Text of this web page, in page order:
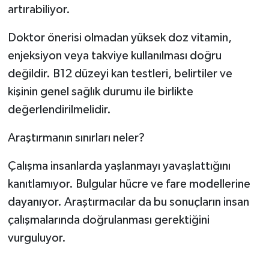
artırabiliyor.
Doktor önerisi olmadan yüksek doz vitamin,
enjeksiyon veya takviye kullanılması doğru
değildir. B12 düzeyi kan testleri, belirtiler ve
kişinin genel sağlık durumu ile birlikte
değerlendirilmelidir.
Araştırmanın sınırları neler?
Çalışma insanlarda yaşlanmayı yavaşlattığını
kanıtlamıyor. Bulgular hücre ve fare modellerine
dayanıyor. Araştırmacılar da bu sonuçların insan
çalışmalarında doğrulanması gerektiğini
vurguluyor.